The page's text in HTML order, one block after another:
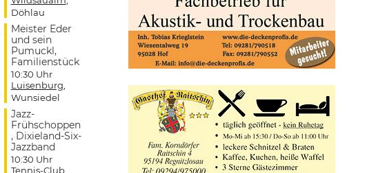
Döhlau
Meister Eder
und sein
Pumuckl,
Familienstück
10:30 Uhr
Luisenburg
Wunsiedel
Jazz-
Frühschoppen
, Dixieland-Six-
Jazzband
10:30 Uhr
Tennis-Club